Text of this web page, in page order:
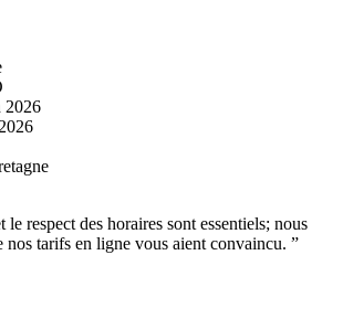
2026
respect des horaires sont essentiels; nous
nos tarifs en ligne vous aient convaincu. ”